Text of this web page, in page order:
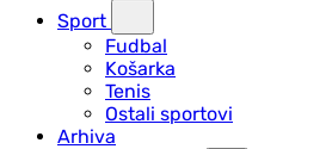
Sport
Fudbal
Košarka
Tenis
Ostali sportovi
Arhiva